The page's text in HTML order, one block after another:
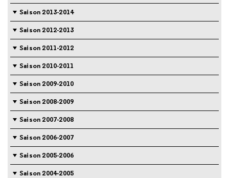
Saison 2013-2014
Saison 2012-2013
Saison 2011-2012
Saison 2010-2011
Saison 2009-2010
Saison 2008-2009
Saison 2007-2008
Saison 2006-2007
Saison 2005-2006
Saison 2004-2005